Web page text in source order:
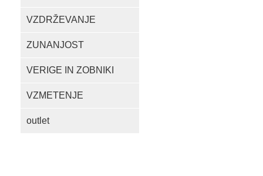
VZDRŽEVANJE
ZUNANJOST
VERIGE IN ZOBNIKI
VZMETENJE
outlet